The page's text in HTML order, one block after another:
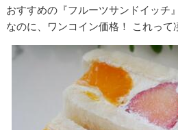
おすすめの『フルーツサンドイッチ
なのに、ワンコイン価格！ これって